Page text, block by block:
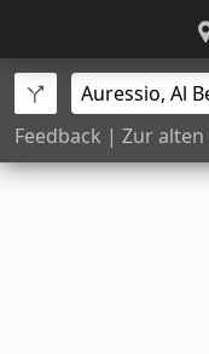
Feedback | Zur alten